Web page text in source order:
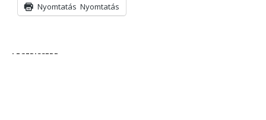
Nyomtatás Nyomtatás
LEGFRISSEBB